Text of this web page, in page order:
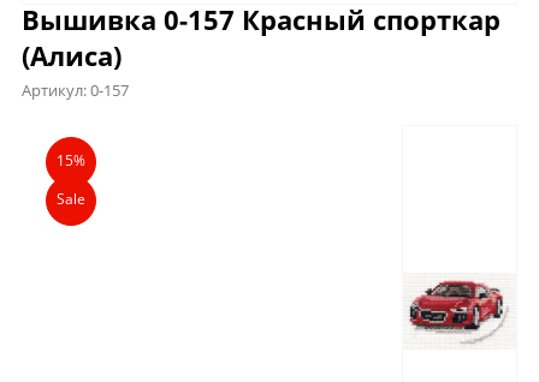
Вышивка 0-157 Красный спорткар
(Алиса)
Артикул:0-157
Описание
15%
Sale